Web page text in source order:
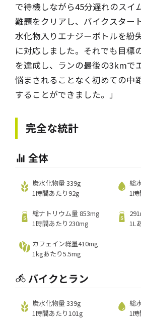
で待機しながら45分遅れのスイ
難題をクリアし、バイクスター
水化物入りエナジーボトルを紛
に対応しました。それでも目標
を達成し、ランの最後の3kmで
悩まされることなく初めての中
することができました。 」
完全な統計
全体
炭水化物量 339g
1時間あたり92g
総
1
総ナトリウム量 853mg
1時間あたり230mg
1L
カフェイン総量410mg
1kgあたり5.5mg
バイクとラン
炭水化物量 339g
1時間あたり101g
総
1